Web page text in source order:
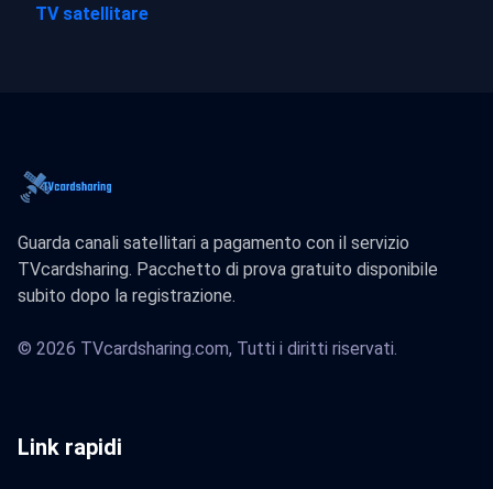
TV satellitare
Guarda canali satellitari a pagamento con il servizio
TVcardsharing. Pacchetto di prova gratuito disponibile
subito dopo la registrazione.
© 2026 TVcardsharing.com, Tutti i diritti riservati.
Link rapidi